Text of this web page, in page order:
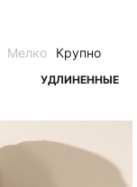
УДЛИНЕННЫЕ
Мелко Крупно